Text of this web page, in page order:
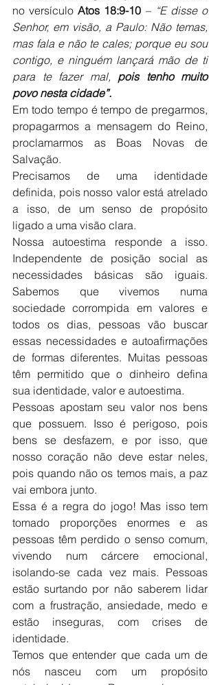
no versículo Atos 18:9-10 – “E disse o
Senhor, em visão, a Paulo: Não temas,
mas fala e não te cales; porque eu sou
contigo, e ninguém lançará mão de ti
para te fazer mal, pois tenho muito
povo nesta cidade”.
Em todo tempo é tempo de pregarmos,
propagarmos a mensagem do Reino,
proclamarmos as Boas Novas de
Salvação.
Precisamos de uma identidade
definida, pois nosso valor está atrelado
a isso, de um senso de propósito
ligado a uma visão clara.
Nossa autoestima responde a isso.
Independente de posição social as
necessidades básicas são iguais.
Sabemos que vivemos numa
sociedade corrompida em valores e
todos os dias, pessoas vão buscar
essas necessidades e autoafirmações
de formas diferentes. Muitas pessoas
têm permitido que o dinheiro defina
sua identidade, valor e autoestima.
Pessoas apostam seu valor nos bens
que possuem. Isso é perigoso, pois
bens se desfazem, e por isso, que
nosso coração não deve estar neles,
pois quando não os temos mais, a paz
vai embora junto.
Essa é a regra do jogo! Mas isso tem
tomado proporções enormes e as
pessoas têm perdido o senso comum,
vivendo num cárcere emocional,
isolando-se cada vez mais. Pessoas
estão surtando por não saberem lidar
com a frustração, ansiedade, medo e
estão inseguras, com crises de
identidade.
Temos que entender que cada um de
nós nasceu com um propósito